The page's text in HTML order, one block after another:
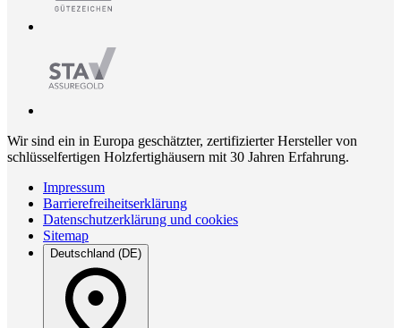
Wir sind ein in Europa geschätzter, zertifizierter Hersteller von
schlüsselfertigen Holzfertighäusern mit 30 Jahren Erfahrung.
Impressum
Barrierefreiheitserklärung
Datenschutzerklärung und cookies
Sitemap
Deutschland (DE)